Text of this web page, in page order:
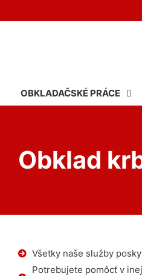
OBKLADAČSKÉ PRÁCE
Obklad
Všetky naše služby
Potrebujete pomôcť v